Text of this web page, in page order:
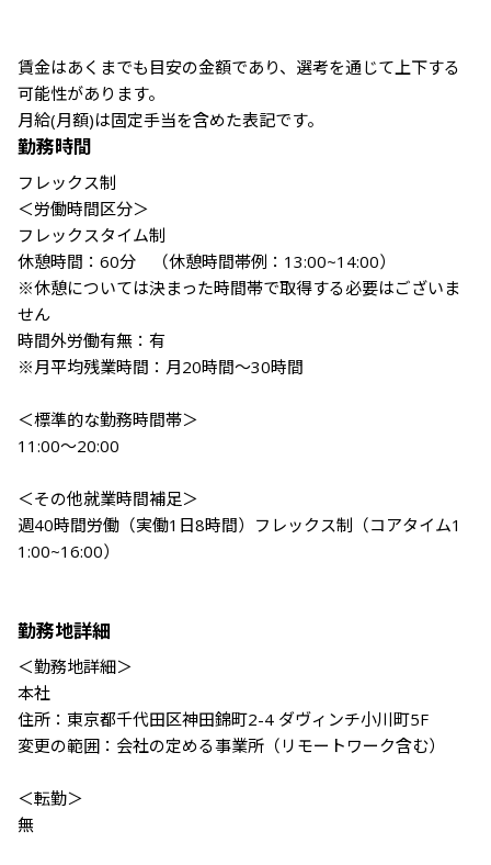
賃金はあくまでも目安の金額であり、選考を通じて上下する
可能性があります。
月給(月額)は固定手当を含めた表記です。
勤務時間
フレックス制
＜労働時間区分＞
フレックスタイム制
休憩時間：60分　（休憩時間帯例：13:00~14:00）
※休憩については決まった時間帯で取得する必要はございま
せん
時間外労働有無：有
※月平均残業時間：月20時間〜30時間
＜標準的な勤務時間帯＞
11:00～20:00
＜その他就業時間補足＞
週40時間労働（実働1日8時間）フレックス制（コアタイム1
1:00~16:00）
勤務地詳細
＜勤務地詳細＞
本社
住所：東京都千代田区神田錦町2-4 ダヴィンチ小川町5F
変更の範囲：会社の定める事業所（リモートワーク含む）
＜転勤＞
無